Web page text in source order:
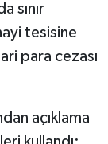
sınır
tesisine
para cezası
açıklama